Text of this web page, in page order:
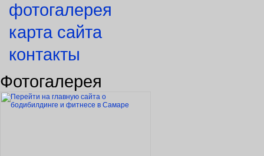
карта сайта
контакты
Фотогалерея